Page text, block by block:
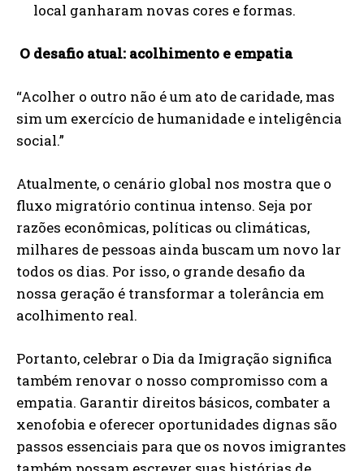
local ganharam novas cores e formas.
O desafio atual: acolhimento e empatia
“Acolher o outro não é um ato de caridade, mas
sim um exercício de humanidade e inteligência
social.”
Atualmente, o cenário global nos mostra que o
fluxo migratório continua intenso. Seja por
razões econômicas, políticas ou climáticas,
milhares de pessoas ainda buscam um novo lar
todos os dias. Por isso, o grande desafio da
nossa geração é transformar a tolerância em
acolhimento real.
Portanto, celebrar o Dia da Imigração significa
também renovar o nosso compromisso com a
empatia. Garantir direitos básicos, combater a
xenofobia e oferecer oportunidades dignas são
passos essenciais para que os novos imigrantes